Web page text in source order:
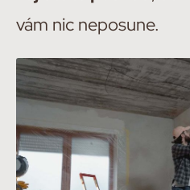
vám nic neposune.